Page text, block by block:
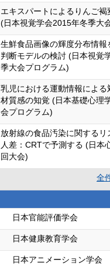
エキスパートによるりんご褐
(日本視覚学会2015年冬季大
生鮮食品画像の輝度分布情報
判断モデルの検討 (日本視覚
季大会プログラム)
乳児における運動情報による
材質感の知覚 (日本基礎心理
会プログラム)
放射線の食品汚染に関するリ
人差：CRTで予測する (日本
回大会)
全
日本官能評価学会
日本健康教育学会
日本アニメーション学会